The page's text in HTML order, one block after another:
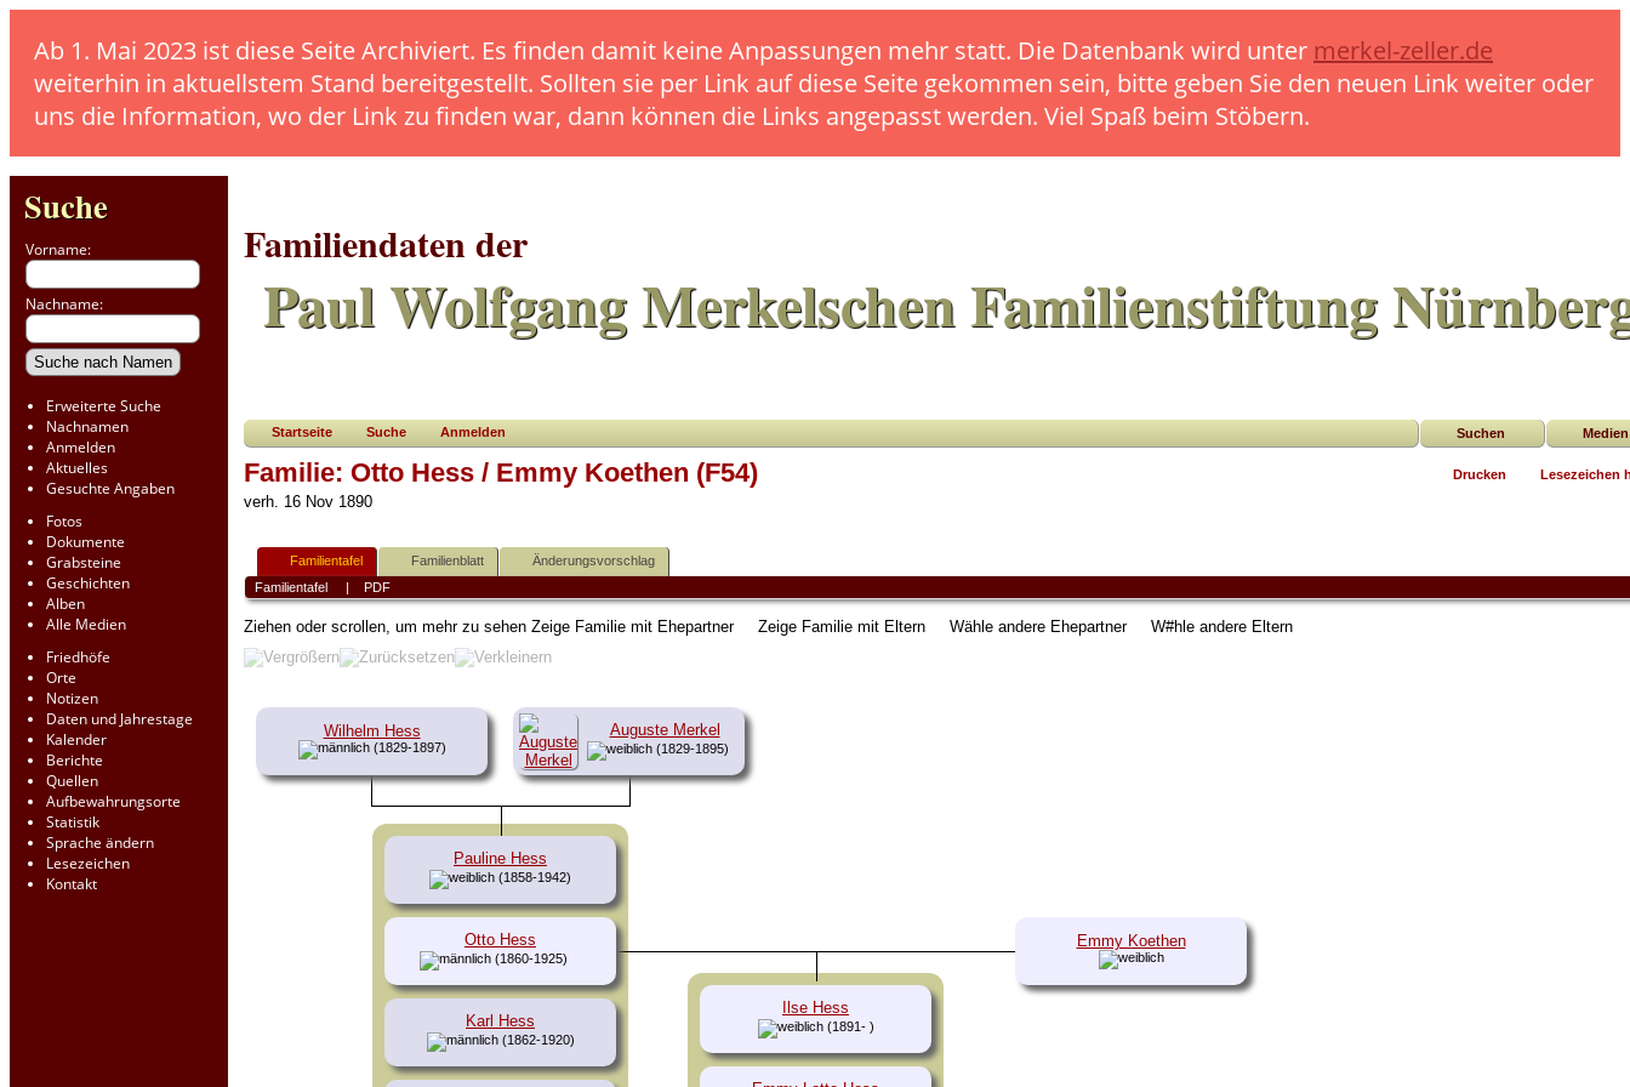
Ab 1. Mai 2023 ist diese Seite Archiviert. Es finden damit keine Anpassungen mehr statt. Die Datenbank wird unter merkel-zeller.de
weiterhin in aktuellstem Stand bereitgestellt. Sollten sie per Link auf diese Seite gekommen sein, bitte geben Sie den neuen Link weiter oder
uns die Information, wo der Link zu finden war, dann können die Links angepasst werden. Viel Spaß beim Stöbern.
Suche
Vorname:
Nachname:
Erweiterte Suche
Nachnamen
Anmelden
Aktuelles
Gesuchte Angaben
Fotos
Dokumente
Grabsteine
Geschichten
Alben
Alle Medien
Friedhöfe
Orte
Notizen
Daten und Jahrestage
Kalender
Berichte
Quellen
Aufbewahrungsorte
Statistik
Sprache ändern
Lesezeichen
Kontakt
Familiendaten der
Paul Wolfgang Merkelschen Familienstiftung
Suchen Medien
Startseite Suche Anmelden
Drucken Lesezeichen
Familie: Otto Hess / Emmy Koethen (F54)
verh. 16 Nov 1890
Familientafel Familienblatt
Änderungsvorschlag
Familientafel
| PDF
Ziehen oder scrollen, um mehr zu sehen Zeige Familie mit Ehepartner Zeige Familie mit Eltern Wähle andere Ehepartner W#hle andere Eltern
Wilhelm Hess
(1829-1897)
Auguste Merkel
(1829-1895)
Pauline Hess
(1858-1942)
Karl Hess
(1862-1920)
Otto Hess
(1860-1925)
Emmy Koethen
Ilse Hess
(1891- )